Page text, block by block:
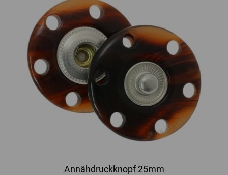
Annähdruckknopf 25mm